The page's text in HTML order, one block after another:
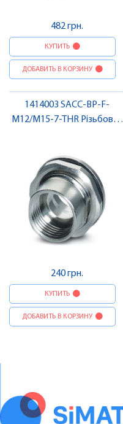
482 грн.
КУПИТЬ
ДОБАВИТЬ В КОРЗИНУ
1414003 SACC-BP-F-
M12/M15-7-THR Різьбовий
240 грн.
КУПИТЬ
ДОБАВИТЬ В КОРЗИНУ